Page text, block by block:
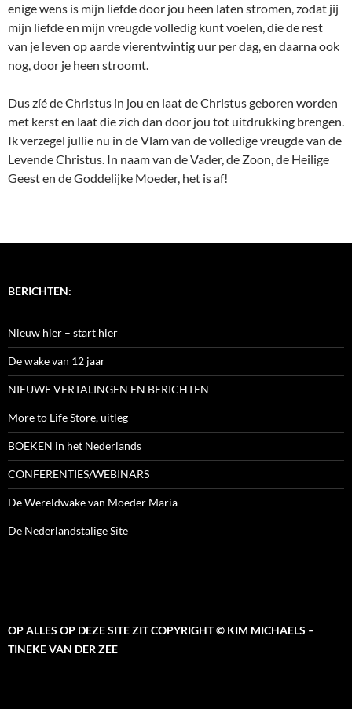
enige wens is mijn liefde door jou heen laten stromen, zodat jij
mijn liefde en mijn vreugde volledig kunt voelen, die de rest
van je leven op aarde vierentwintig uur per dag, en daarna ook
nog, door je heen stroomt.
Dus zíé de Christus in jou en laat de Christus geboren worden
met kerst en laat die zich dan door jou tot uitdrukking brengen.
Ik verzegel jullie nu in de Vlam van de volledige vreugde van de
Levende Christus. In naam van de Vader, de Zoon, de Heilige
Geest en de Goddelijke Moeder, het is af!
BERICHTEN:
Nieuw hier – start hier
De wake van 12 jaar
NIEUWE VERTALINGEN EN BERICHTEN
More to Life Store, uitleg
BOEKEN in het Nederlands
CONFERENTIES/WEBINARS
De Wereldwake van Moeder Maria
De Nederlandstalige Site
OP ALLES OP DEZE SITE ZIT COPYRIGHT © KIM MICHAELS –
TINEKE VAN DER ZEE